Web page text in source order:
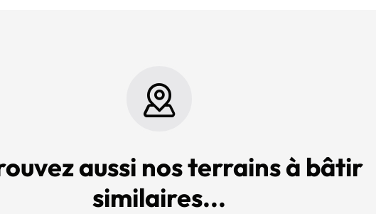
aussi nos terrains à bâtir
similaires...